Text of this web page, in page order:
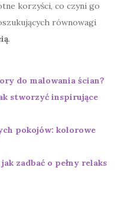
korzyści, co czyni go
równowagi
.
do malowania ścian?
stworzyć inspirujące
pokojów: kolorowe
zadbać o pełny relaks